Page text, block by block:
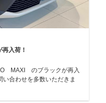
入荷！
MAXI のブラックが再入